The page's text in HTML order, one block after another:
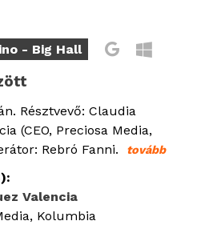
- Big Hall
Résztvevő: Claudia
(CEO, Preciosa Media,
Rebró Fanni.
tovább
Valencia
Kolumbia